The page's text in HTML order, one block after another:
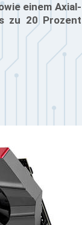
einem Axial-
zu 20 Prozent